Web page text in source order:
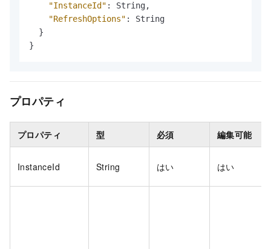
"InstanceId" : String,
"RefreshOptions" :
String
}
}
プロパティ
プロパティ 型 必須 編集可能
InstanceId String はい はい